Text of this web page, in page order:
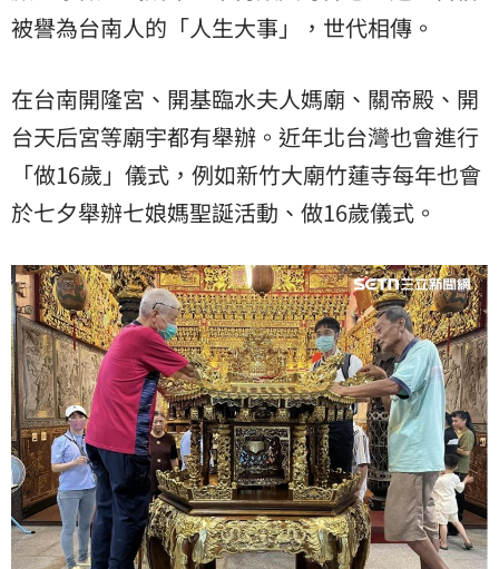
被譽為台南人的「人生大事」，世代相傳。
在台南開隆宮、開基臨水夫人媽廟、關帝殿、開
台天后宮等廟宇都有舉辦。近年北台灣也會進行
「做16歲」儀式，例如新竹大廟竹蓮寺每年也會
於七夕舉辦七娘媽聖誕活動、做16歲儀式。